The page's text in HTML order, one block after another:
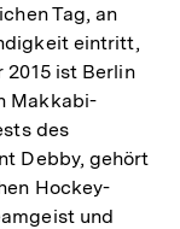
Tag, an
eintritt,
2015 ist Berlin
Makkabi-
des
Debby, gehört
Hockey-
und